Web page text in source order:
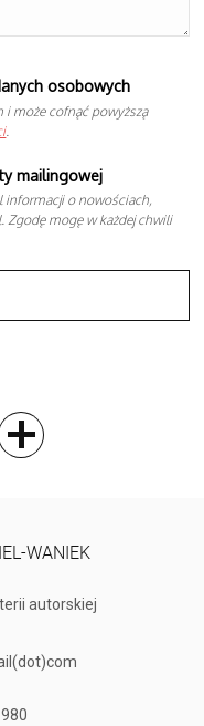
osobowych
i może cofnąć powyższą
.
mailingowej
informacji o nowościach,
Zgodę mogę w każdej chwili
WANIEK
autorskiej